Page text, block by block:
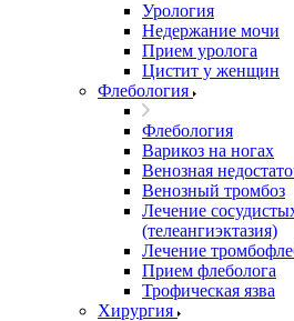
Урология
Недержание мочи
Прием уролога
Цистит у женщин
Флебология
Флебология
Варикоз на ногах
Венозная
Венозный тромбоз
Лечение
(телеангиэктазия)
Лечение
Прием флеболога
Трофическая язва
Хирургия